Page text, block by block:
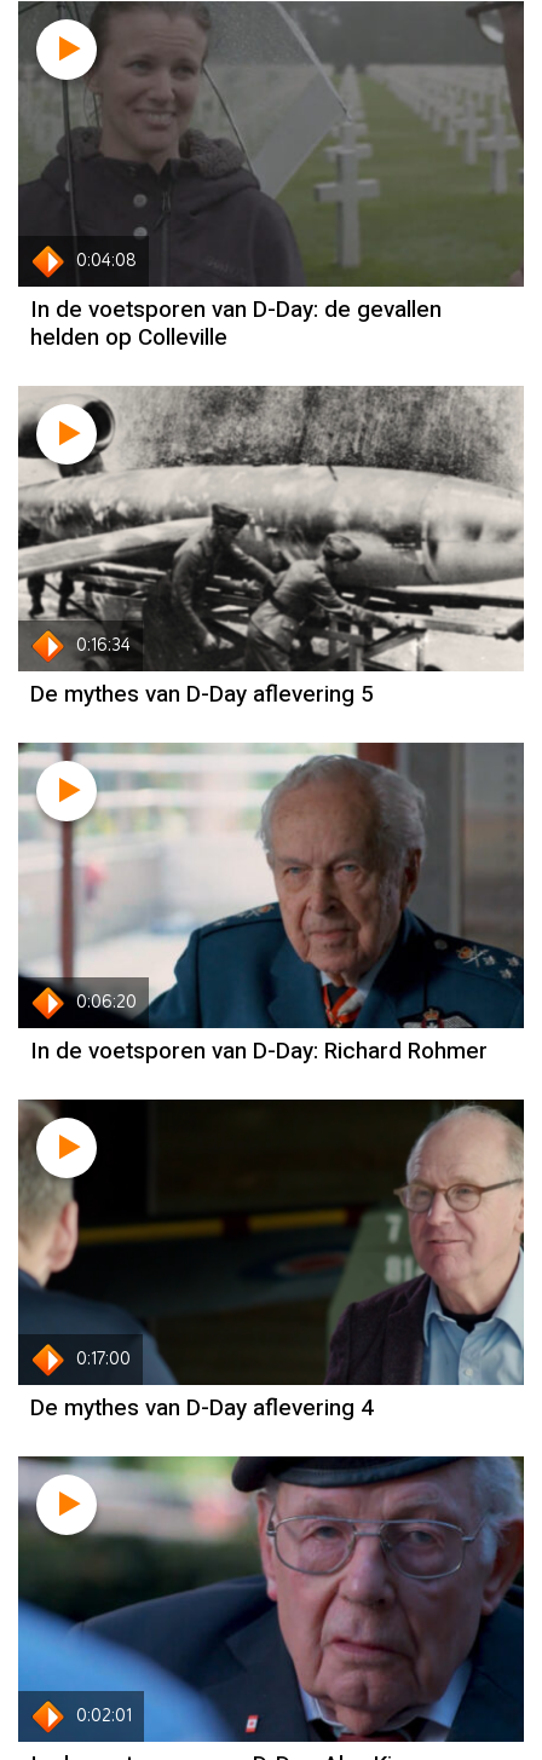
0:04:08
In de voetsporen van D-Day: de gevallen
helden op Colleville
0:16:34
De mythes van D-Day aflevering 5
0:06:20
In de voetsporen van D-Day: Richard Rohmer
0:17:00
De mythes van D-Day aflevering 4
0:02:01